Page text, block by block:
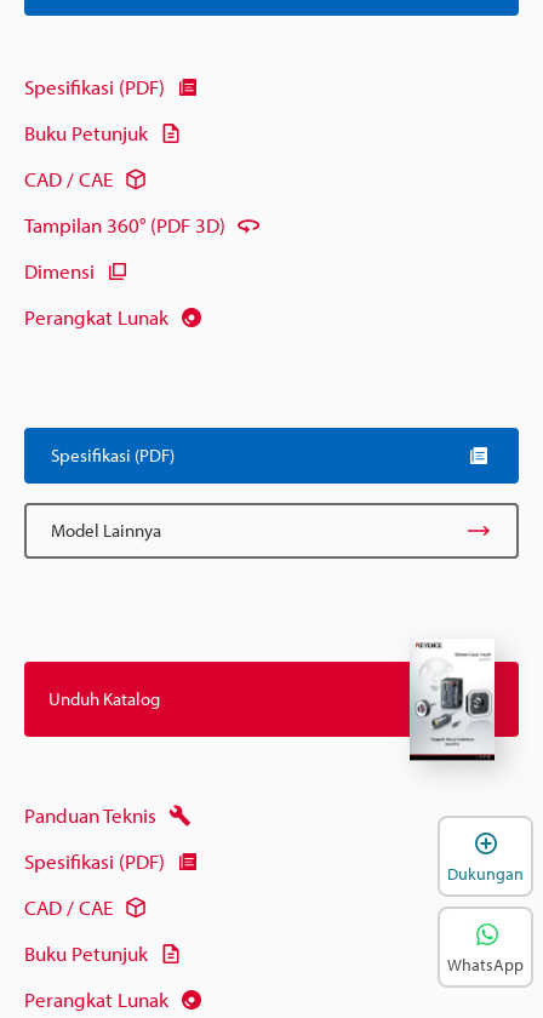
Spesifikasi (PDF)
Buku Petunjuk
CAD / CAE
Tampilan 360° (PDF 3D)
Dimensi
Perangkat Lunak
Spesifikasi (PDF)
Model Lainnya
Unduh Katalog
Panduan Teknis
Spesifikasi (PDF)
CAD / CAE
Buku Petunjuk
Perangkat Lunak
Dukungan
WhatsApp